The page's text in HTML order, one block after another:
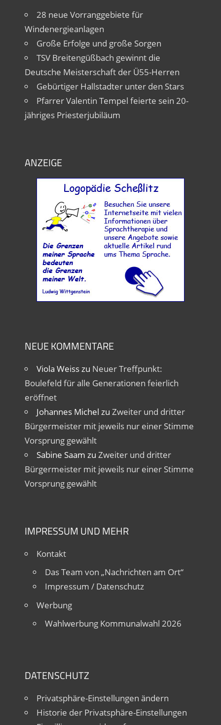
28 neue Vorranggebiete für
Windenergieanlagen
Große Erfolge und große Sorgen
TSV Breitengüßbach gewinnt die
Deutsche Meisterschaft der Ü55-Herren
Gebürtiger Hallstadter unter den Stars
Pfarrer Valentin Tempel feierte sein 20-
jähriges Priesterjubiläum
ANZEIGE
NEUE KOMMENTARE
Viola Weisszu Neuer Treffpunkt:
Boulefeld für alle Generationen feierlich
eröffnet
Johannes Michel zu Zweiter und dritter
Bürgermeister mit jeweils nur einer Stimme
Vorsprung gewählt
Sabine Saam zu Zweiter und dritter
Bürgermeister mit jeweils nur einer Stimme
Vorsprung gewählt
IMPRESSUM UND MEHR
Kontakt
Das Team von „Nachrichten am Ort“
Impressum / Datenschutz
Werbung
Wahlwerbung Kommunalwahl 2026
DATENSCHUTZ
Privatsphäre-Einstellungen ändern
Historie der Privatsphäre-Einstellungen